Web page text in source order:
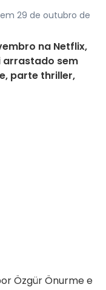
29 de outubro de
na Netflix,
arrastado sem
parte thriller,
Özgür Önurme e